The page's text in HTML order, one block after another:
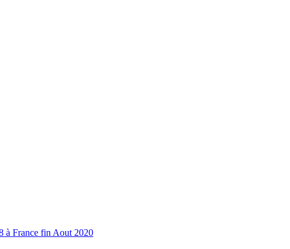
à France fin Aout 2020